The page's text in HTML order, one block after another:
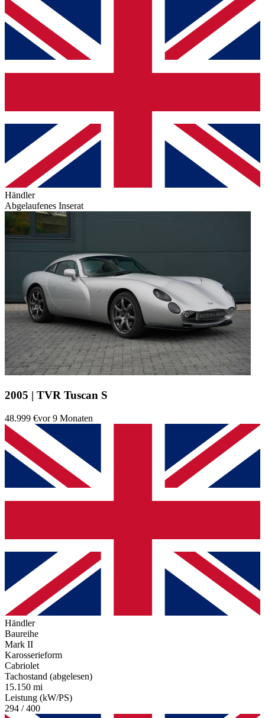
Händler
Abgelaufenes Inserat
2005 | TVR Tuscan S
48.999 €vor 9 Monaten
Händler
Baureihe
Mark II
Karosserieform
Cabriolet
Tachostand (abgelesen)
15.150 mi
Leistung (kW/PS)
294 / 400